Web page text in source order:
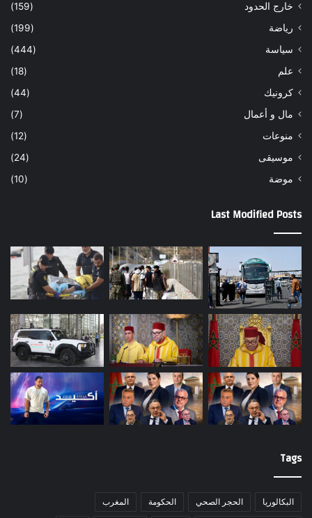
خارج الحدود
(159)
رياضة
(199)
سياسة
(444)
علم
(18)
كرونيك
(44)
مال و أعمال
(7)
منوعات
(12)
موسيقى
(24)
موضة
(10)
Last Modified Posts
Tags
البكالوريا الحجر الصحي الحكومة المغرب